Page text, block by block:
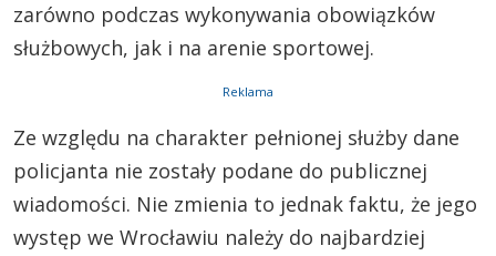
zarówno podczas wykonywania obowiązków
służbowych, jak i na arenie sportowej.
Reklama
Ze względu na charakter pełnionej służby dane
policjanta nie zostały podane do publicznej
wiadomości. Nie zmienia to jednak faktu, że jego
występ we Wrocławiu należy do najbardziej